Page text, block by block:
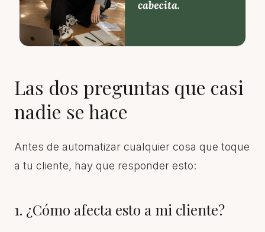
Las dos preguntas que casi
nadie se hace
Antes de automatizar cualquier cosa que toque
a tu cliente, hay que responder esto:
1. ¿Cómo afecta esto a mi cliente?